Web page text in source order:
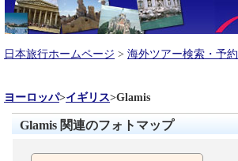
日本旅行ホームページ > 海外ツアー検索・予約
ヨーロッパ>イギリス>Glamis
Glamis 関連のフォトマップ